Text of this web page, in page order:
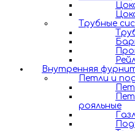
Трубные
Внутренняя
Петли и
рояльные